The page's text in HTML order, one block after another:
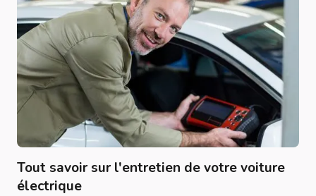
Tout savoir sur l'entretien de votre voiture
électrique